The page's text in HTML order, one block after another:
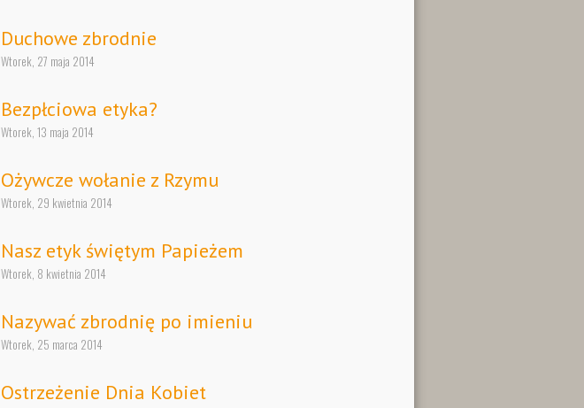
Duchowe zbrodnie
Wtorek, 27 maja 2014
Bezpłciowa etyka?
Wtorek, 13 maja 2014
Ożywcze wołanie z Rzymu
Wtorek, 29 kwietnia 2014
Nasz etyk świętym Papieżem
Wtorek, 8 kwietnia 2014
Nazywać zbrodnię po imieniu
Wtorek, 25 marca 2014
Ostrzeżenie Dnia Kobiet